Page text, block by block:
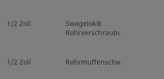
1/2 Zoll
Swagelok®
Rohrverschraubung
1/2 Zoll Rohrmuffenschweißende